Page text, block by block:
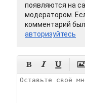
появляются на
модератором.
комментарий был
авторизуйтесь
  